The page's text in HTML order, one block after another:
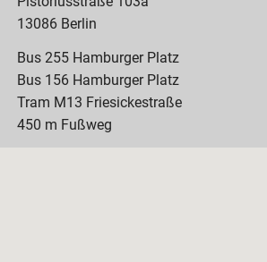
13086 Berlin
Bus 255 Hamburger Platz
Bus 156 Hamburger Platz
Tram M13 Friesickestraße
450 m Fußweg